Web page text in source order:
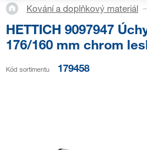
Kování a doplňkový materiál
HETTICH 9097947
176/160 mm chrom
Kód sortimentu 179458